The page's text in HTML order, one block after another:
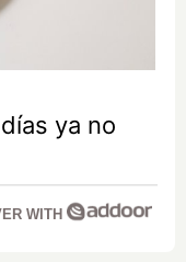
ya no
WITH